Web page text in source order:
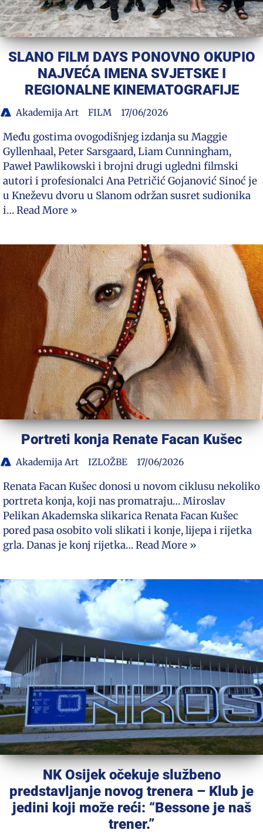
SLANO FILM DAYS PONOVNO OKUPIO
NAJVEĆA IMENA SVJETSKE I
REGIONALNE KINEMATOGRAFIJE
Akademija Art FILM 17/06/2026
Među gostima ovogodišnjeg izdanja su Maggie
Gyllenhaal, Peter Sarsgaard, Liam Cunningham,
Paweł Pawlikowski i brojni drugi ugledni filmski
autori i profesionalci Ana Petričić Gojanović Sinoć je
u Kneževu dvoru u Slanom održan susret sudionika
i…Read More »
Portreti konja Renate Facan Kušec
Akademija Art IZLOŽBE 17/06/2026
Renata Facan Kušec donosi u novom ciklusu nekoliko
portreta konja, koji nas promatraju… Miroslav
Pelikan Akademska slikarica Renata Facan Kušec
pored pasa osobito voli slikati i konje, lijepa i rijetka
grla. Danas je konj rijetka…Read More »
NK Osijek očekuje službeno
predstavljanje novog trenera – Klub je
jedini koji može reći: “Bessone je naš
trener.”